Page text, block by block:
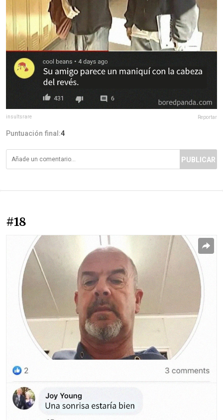
insultsrare Reportar
Puntuación final:4
PUBLICAR
#18